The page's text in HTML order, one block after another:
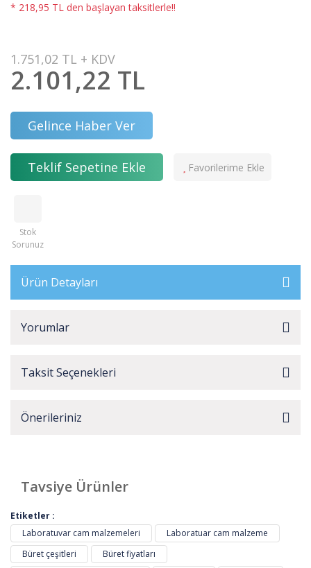
* 218,95 TL den başlayan taksitlerle!!
1.751,02 TL + KDV
2.101,22 TL
Gelince Haber Ver
Teklif Sepetine Ekle
Stok
Sorunuz
Ürün Detayları
Yorumlar
Taksit Seçenekleri
Önerileriniz
Tavsiye Ürünler
Etiketler :
Laboratuvar cam malzemeleri
Laboratuar cam malzeme
Büret çeşitleri
Büret fiyatları